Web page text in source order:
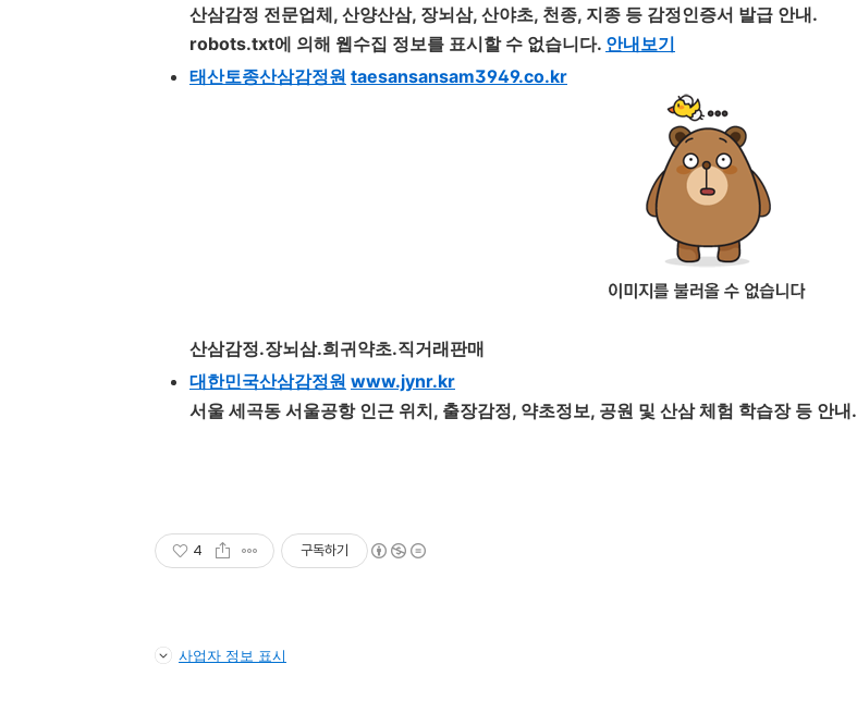
산삼감정 전문업체, 산양산삼, 장뇌삼, 산야초, 천종, 지종 등 감정인증서 발급 안내.
robots.txt에 의해 웹수집 정보를 표시할 수 없습니다. 안내보기
태산토종산삼감정원 taesansansam3949.co.kr
산삼감정.장뇌삼.희귀약초.직거래판매
대한민국산삼감정원 www.jynr.kr
서울 세곡동 서울공항 인근 위치, 출장감정, 약초정보, 공원 및 산삼체험 학습장 등 안내.
4 구독하기
사업자 정보 표시